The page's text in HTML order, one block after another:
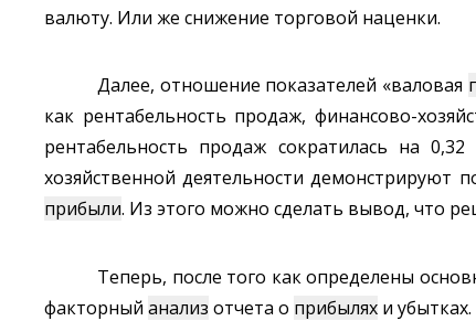
валюту. Или же снижение торговой наценки.
Далее, отношение показателей «валовая
как рентабельность продаж, финансово-
рентабельность продаж сократилась на
хозяйственной деятельности демонстрируют
прибыли. Из этого можно сделать вывод, что
Теперь, после того как определены
факторный анализ отчета о прибылях и убытках.